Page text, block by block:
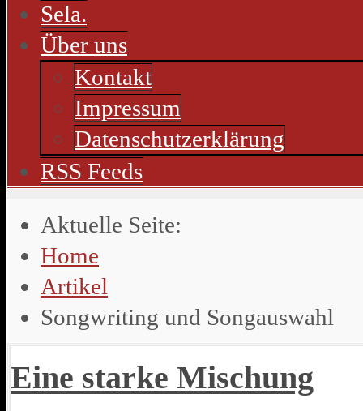
Sela.
Über uns
Kontakt
Impressum
Datenschutzerklärung
RSS Feeds
Aktuelle Seite:
Home
Artikel
Songwriting und Songauswahl
Eine starke Mischung